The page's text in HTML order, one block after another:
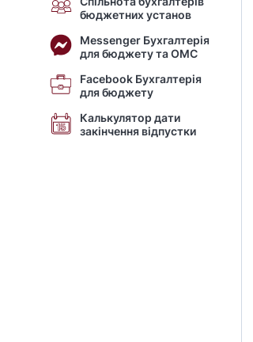
бюджетних установ
Messenger Бухгалтерія
для бюджету та ОМС
Facebook Бухгалтерія
для бюджету
Калькулятор дати
закінчення відпустки